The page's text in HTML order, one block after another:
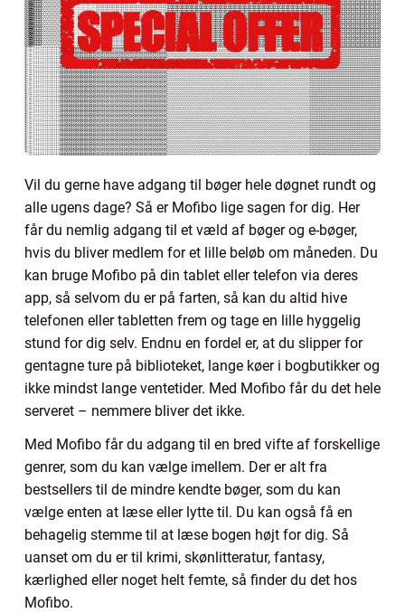
Vil du gerne have adgang til bøger hele døgnet rundt og
alle ugens dage? Så er Mofibo lige sagen for dig. Her
får du nemlig adgang til et væld af bøger og e-bøger,
hvis du bliver medlem for et lille beløb om måneden. Du
kan bruge Mofibo på din tablet eller telefon via deres
app, så selvom du er på farten, så kan du altid hive
telefonen eller tabletten frem og tage en lille hyggelig
stund for dig selv. Endnu en fordel er, at du slipper for
gentagne ture på biblioteket, lange køer i bogbutikker og
ikke mindst lange ventetider. Med Mofibo får du det hele
serveret – nemmere bliver det ikke.
Med Mofibo får du adgang til en bred vifte af forskellige
genrer, som du kan vælge imellem. Der er alt fra
bestsellers til de mindre kendte bøger, som du kan
vælge enten at læse eller lytte til. Du kan også få en
behagelig stemme til at læse bogen højt for dig. Så
uanset om du er til krimi, skønlitteratur, fantasy,
kærlighed eller noget helt femte, så finder du det hos
Mofibo.